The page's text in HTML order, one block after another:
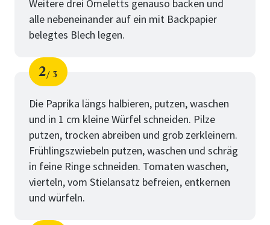
Weitere drei Omeletts genauso backen und
alle nebeneinander auf ein mit Backpapier
belegtes Blech legen.
Schritt
2
von
3
Die Paprika längs halbieren, putzen, waschen
und in 1 cm kleine Würfel schneiden. Pilze
putzen, trocken abreiben und grob zerkleinern.
Frühlingszwiebeln putzen, waschen und schräg
in feine Ringe schneiden. Tomaten waschen,
vierteln, vom Stielansatz befreien, entkernen
und würfeln.